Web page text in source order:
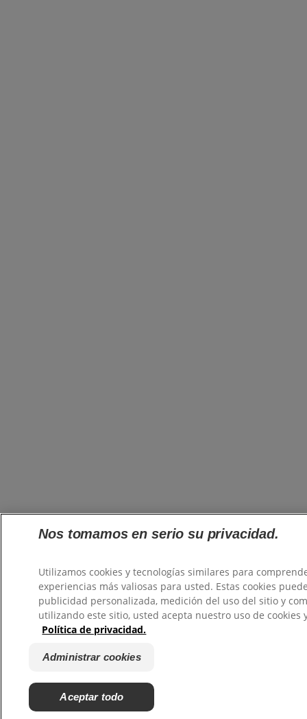
Nos tomamos en serio su privacidad.
Utilizamos cookies y tecnologías similares para
experiencias más valiosas para usted. Estas cookies
publicidad personalizada, medición del uso del sitio y
utilizando este sitio, usted acepta nuestro uso de
Política de privacidad.
Administrar cookies
Aceptar todo